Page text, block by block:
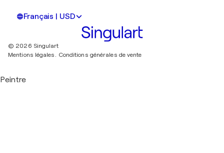
Français | USD
© 2026 Singulart
Mentions légales.
Conditions générales de vente
Peintre